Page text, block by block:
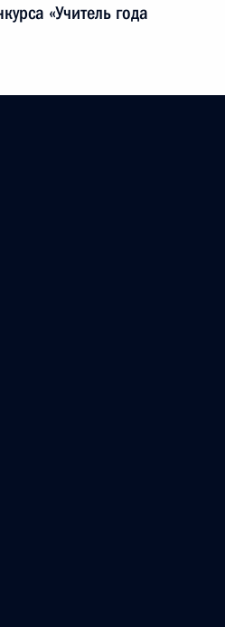
«Учитель года